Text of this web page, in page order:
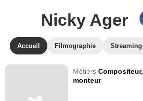
Nicky Ager
Accueil Filmographie Streaming
MétiersCompositeur,
monteur